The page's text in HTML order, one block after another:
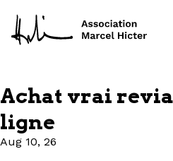
Achat vrai
ligne
Aug 10, 26